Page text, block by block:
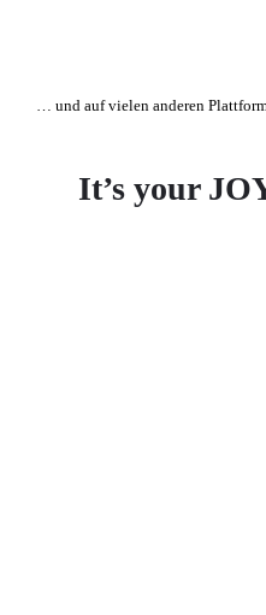
… und auf vielen anderen
It’s your